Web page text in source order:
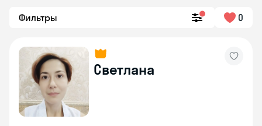
Фильтры 0
Светлана